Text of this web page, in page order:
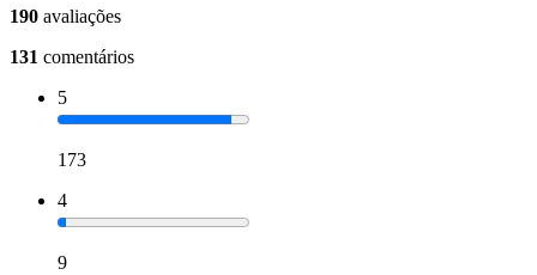
190 avaliações
131 comentários
5
173
4
9